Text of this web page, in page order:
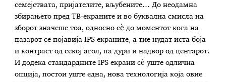
семејствата, пријателите, вљубените… До неодамна
збирањето пред ТВ-екраните и во буквална смисла на
зборот значеше тоа, односно сѐ до моментот кога на
пазарот се појавија IPS екраните, а тие нудат иста боја
и контраст од секој агол, па дури и надвор од центарот.
И додека стандардните IPS екрани сѐ уште одлична
опција, постои уште една, нова технологија која овие